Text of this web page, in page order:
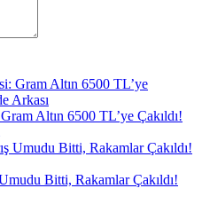
Altın 6500 TL’ye Çakıldı!
Bitti, Rakamlar Çakıldı!